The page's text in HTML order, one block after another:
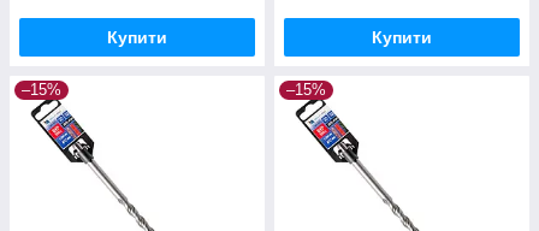
Купити Купити
–15% –15%